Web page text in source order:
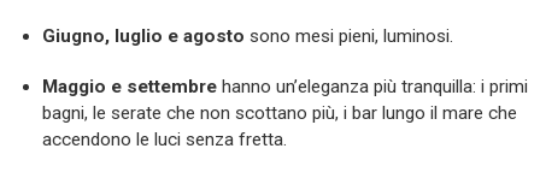
Giugno, luglio e agosto sono mesi pieni, luminosi.
Maggio e settembre hanno un’eleganza più tranquilla: i primi
bagni, le serate che non scottano più, i bar lungo il mare che
accendono le luci senza fretta.